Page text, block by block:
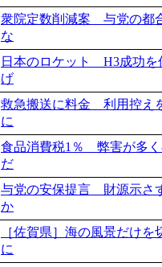
衆院定数削減案 与党の都
な
日本のロケット H3成功を
げ
救急搬送に料金 利用控え
に
食品消費税1％ 弊害が多く
だ
与党の安保提言 財源示さ
か
［佐賀県］海の風景だけを
に